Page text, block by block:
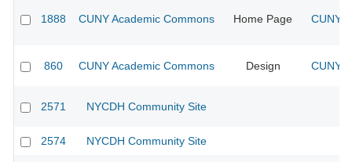
1888 CUNY Academic Commons Home Page CUNY
860 CUNY Academic Commons Design CUNY
2571 NYCDH Community Site
2574 NYCDH Community Site